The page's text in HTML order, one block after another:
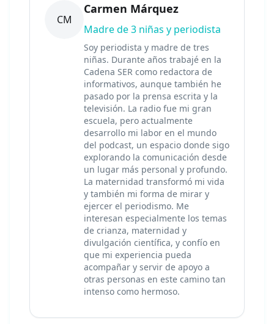
CM
Carmen Márquez
Madre de 3 niñas y periodista
Soy periodista y madre de tres
niñas. Durante años trabajé en la
Cadena SER como redactora de
informativos, aunque también he
pasado por la prensa escrita y la
televisión. La radio fue mi gran
escuela, pero actualmente
desarrollo mi labor en el mundo
del podcast, un espacio donde sigo
explorando la comunicación desde
un lugar más personal y profundo.
La maternidad transformó mi vida
y también mi forma de mirar y
ejercer el periodismo. Me
interesan especialmente los temas
de crianza, maternidad y
divulgación científica, y confío en
que mi experiencia pueda
acompañar y servir de apoyo a
otras personas en este camino tan
intenso como hermoso.